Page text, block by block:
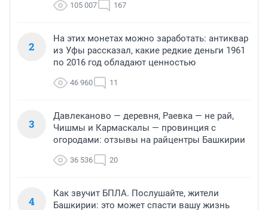
105 007 167
2
На этих монетах можно заработать: антиквар
из Уфы рассказал, какие редкие деньги 1961
по 2016 год обладают ценностью
46 960 11
3
Давлеканово — деревня, Раевка — не рай,
Чишмы и Кармаскалы — провинция с
огородами: отзывы на райцентры Башкирии
36 536 20
4
Как звучит БПЛА. Послушайте, жители
Башкирии: это может спасти вашу жизнь